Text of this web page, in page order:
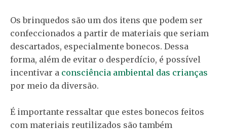
Os brinquedos são um dos itens que podem ser
confeccionados a partir de materiais que seriam
descartados, especialmente bonecos. Dessa
forma, além de evitar o desperdício, é possível
incentivar a consciência ambiental das crianças
por meio da diversão.
É importante ressaltar que estes bonecos feitos
com materiais reutilizados são também